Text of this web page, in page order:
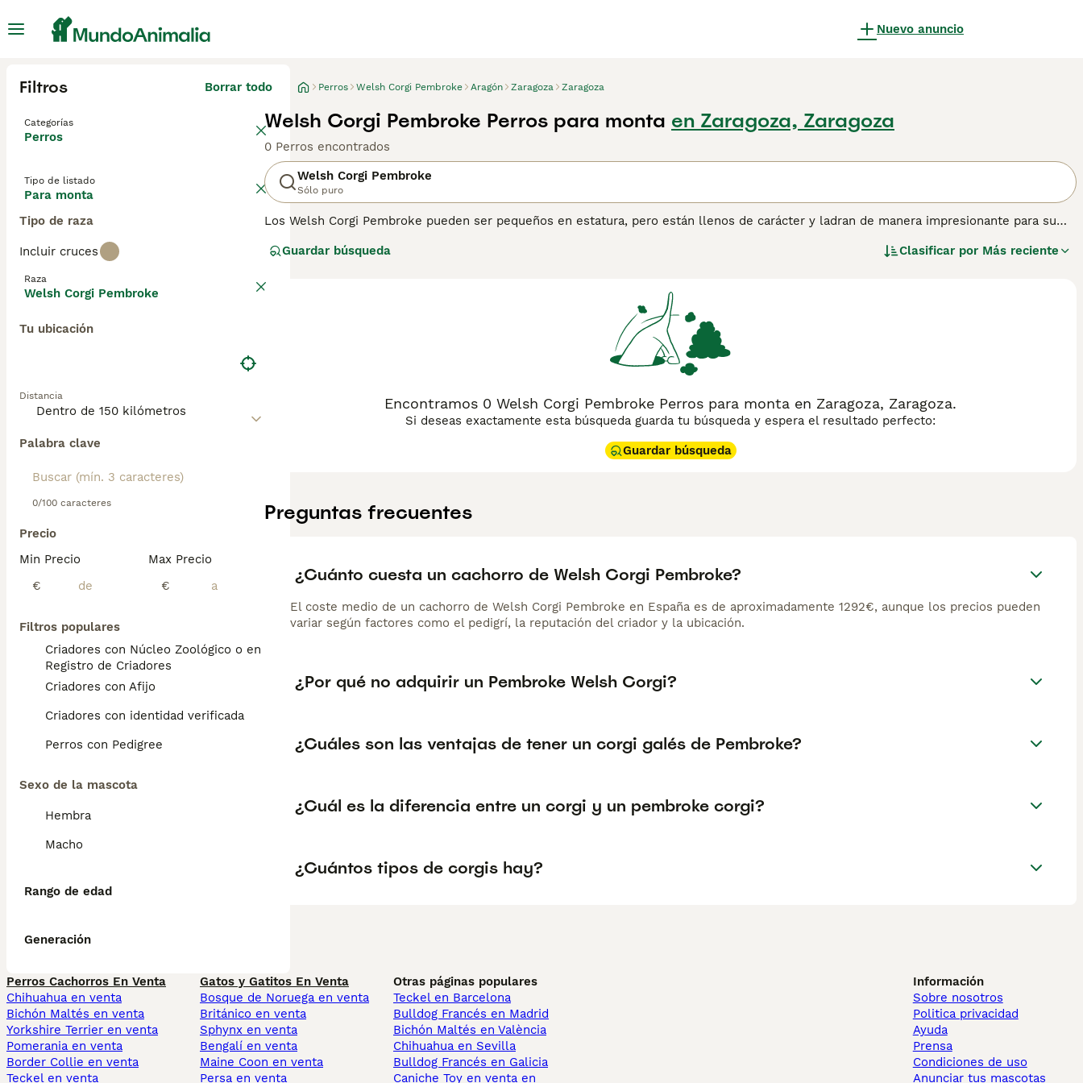
Nuevo anuncio
Filtros Borrar todo
Categorías
Perros
Tipo de listado
Para monta
Tipo de raza
Incluir cruces
Raza
Welsh Corgi Pembroke
Tu ubicación
Distancia
Palabra clave
0/100 caracteres
Precio
Min Precio
€
Max Precio
€
Filtros populares
Criadores con Núcleo Zoológico o en el
Registro de Criadores
Criadores con Afijo
Criadores con identidad verificada
Perros con Pedigree
Sexo de la mascota
Hembra
Macho
Rango de edad
Generación
Perros Welsh Corgi Pembroke Aragón Zaragoza Zaragoza
Welsh Corgi Pembroke Perros para monta en Zaragoza, Zaragoza
0 Perros encontrados
Welsh Corgi Pembroke
Sólo puro
Los Welsh Corgi Pembroke pueden ser pequeños en estatura, pero están llenos de carácter y ladran de manera impresionante para su
años, estos encantadores perros han caído en desgracia y, como resultado, han sido colocados en la lista de razas domésticas en peligro
página de consejos de compra de Welsh Corgi Pembrokepara obtener información sobre esta raza de perro.
Guardar búsqueda Clasificar por Más reciente
Encontramos 0 Welsh Corgi Pembroke Perros para monta en Zaragoza, Zaragoza.
Si deseas exactamente esta búsqueda guarda tu búsqueda y espera el resultado perfecto:
Guardar búsqueda
Preguntas frecuentes
¿Cuánto cuesta un cachorro de Welsh Corgi Pembroke?
El coste medio de un cachorro de Welsh Corgi Pembroke en España es de aproximadamente 1292€, aunque los precios pueden
variar según factores como el pedigrí, la reputación del criador y la ubicación.
¿Por qué no adquirir un Pembroke Welsh Corgi?
¿Cuáles son las ventajas de tener un corgi galés de Pembroke?
¿Cuál es la diferencia entre un corgi y un pembroke corgi?
¿Cuántos tipos de corgis hay?
Perros Cachorros En Venta
Chihuahua en venta
Bichón Maltés en venta
Yorkshire Terrier en venta
Pomerania en venta
Border Collie en venta
Teckel en venta
Gatos y Gatitos En Venta
Bosque de Noruega en venta
Británico en venta
Sphynx en venta
Bengalí en venta
Maine Coon en venta
Persa en venta
Otras páginas populares
Teckel en Barcelona
Bulldog Francés en Madrid
Bichón Maltés en València
Chihuahua en Sevilla
Bulldog Francés en Galicia
Caniche Toy en venta en
Información
Sobre nosotros
Politica privacidad
Ayuda
Prensa
Condiciones de uso
Anunciar tus mascotas